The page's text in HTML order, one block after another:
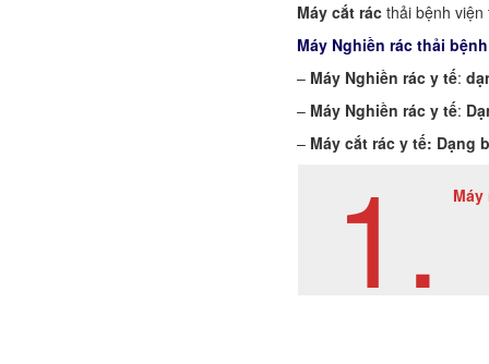
Máy cắt rác thải bệnh
Máy Nghiền rác thải
– Máy Nghiền rác y tế:
– Máy Nghiền rác y tế:
– Máy cắt rác y tế: Dạng
1.